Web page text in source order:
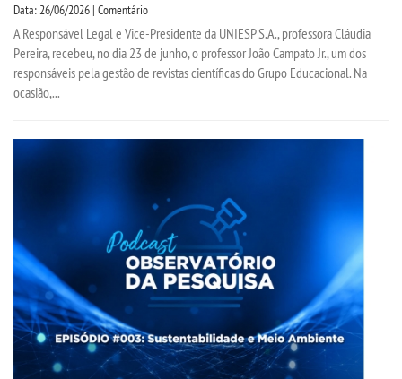
EDITAIS
EAD
PORTAL DE ALUNOS
PORTAL DE PROFESSORES/ACADÊMICO
UNIESP
Data: 26/06/2026 | Comentário
A Responsável Legal e Vice-Presidente da UNIESP S.A., professora Cláudia
Pereira, recebeu, no dia 23 de junho, o professor João Campato Jr., um dos
responsáveis pela gestão de revistas científicas do Grupo Educacional. Na
ocasião,...